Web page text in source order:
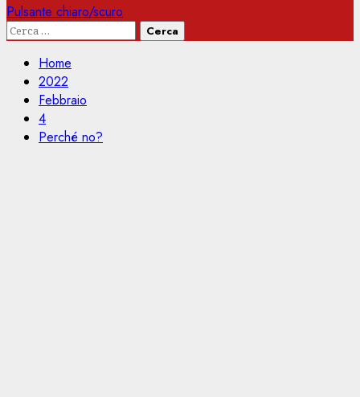
Pulsante chiaro/scuro
Ricerca
Home
2022
Febbraio
4
Perché no?